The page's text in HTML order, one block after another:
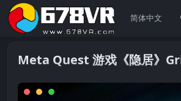
Meta Quest 游戏《隐居》